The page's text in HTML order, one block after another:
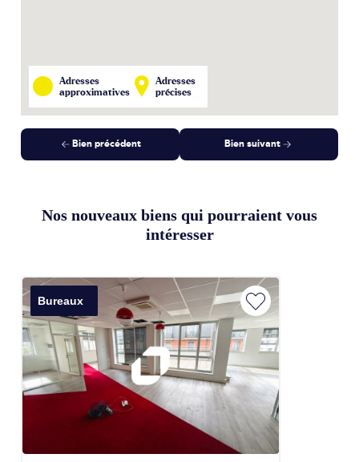
Adresses
approximatives
Adresses
précises
Bien précédent Bien suivant
Nos nouveaux biens qui pourraient vous
intéresser
Bureaux